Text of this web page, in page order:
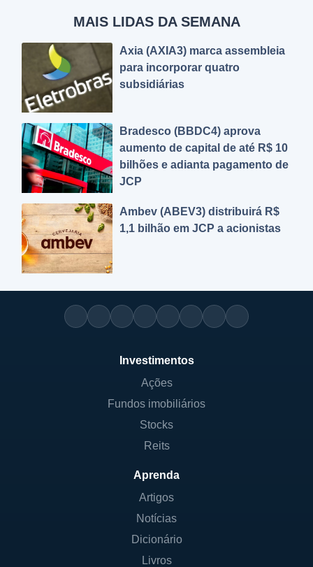
MAIS LIDAS DA SEMANA
Axia (AXIA3) marca assembleia
para incorporar quatro
subsidiárias
Bradesco (BBDC4) aprova
aumento de capital de até R$ 10
bilhões e adianta pagamento de
JCP
Ambev (ABEV3) distribuirá R$
1,1 bilhão em JCP a acionistas
Investimentos
Ações
Fundos imobiliários
Stocks
Reits
Aprenda
Artigos
Notícias
Dicionário
Livros